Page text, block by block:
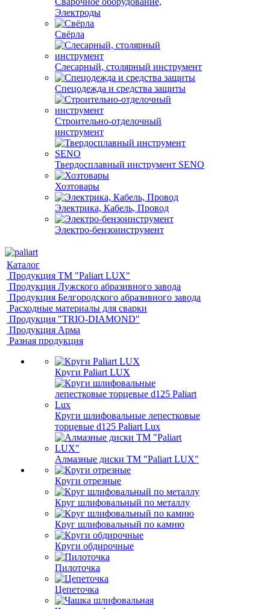
Электроды
Свёрла
Слесарный, столярный инструмент
Спецодежда и средства защиты
Строительно-отделочный
инструмент
Твердосплавный инструмент SENO
Хозтовары
Электрика, Кабель, Провод
Электро-бензоинструмент
Каталог
Продукция ТМ "Paliart LUX"
Продукция Лужского абразивного завода
Продукция Белгородского абразивного завода
Расходные материалы для сварки
Продукция "TRIO-DIAMOND"
Продукция Арма
Разная продукция
Круги Paliart LUX
Круги шлифовальные лепестковые
торцевые d125 Paliart Lux
Алмазные диски ТМ "Paliart LUX"
Круги отрезные
Круг шлифовальный по металлу
Круг шлифовальный по камню
Круги обдирочные
Пилоточка
Цепеточка